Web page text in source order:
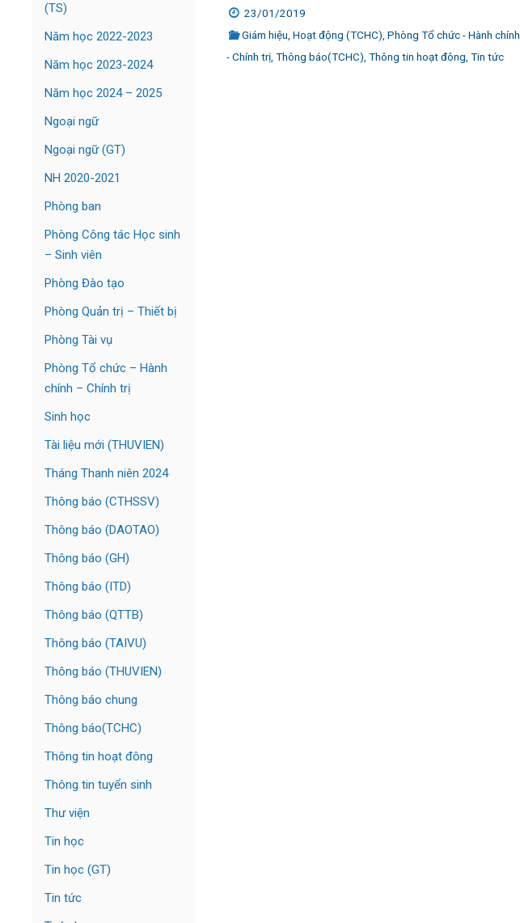
23/01/2019
Giám hiệu ,Hoạt động (TCHC) ,Phòng Tổ chức - Hành chính
- Chính trị Thông báo(TCHC) Thông tin hoạt đông Tin tức
(TS)
Năm học 2022-2023
Năm học 2023-2024
Năm học 2024 – 2025
Ngoại ngữ
Ngoại ngữ (GT)
NH 2020-2021
Phòng ban
Phòng Công tác Học sinh
– Sinh viên
Phòng Đào tạo
Phòng Quản trị – Thiết bị
Phòng Tài vụ
Phòng Tổ chức – Hành
chính – Chính trị
Sinh học
Tài liệu mới (THUVIEN)
Tháng Thanh niên 2024
Thông báo (CTHSSV)
Thông báo (DAOTAO)
Thông báo (GH)
Thông báo (ITD)
Thông báo (QTTB)
Thông báo (TAIVU)
Thông báo (THUVIEN)
Thông báo chung
Thông báo(TCHC)
Thông tin hoạt đông
Thông tin tuyển sinh
Thư viện
Tin học
Tin học (GT)
Tin tức